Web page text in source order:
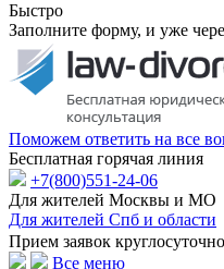
Быстро
Заполните форму, и уже
Поможем ответить на все
Бесплатная горячая линия
+7(800)551-24-06
Для жителей Москвы и МО
Для жителей Спб и области
Прием заявок круглосуточно
Все меню